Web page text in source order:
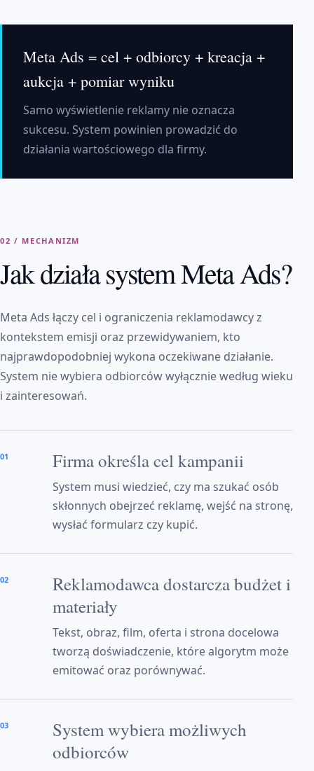
Meta Ads = cel + odbiorcy + kreacja +
aukcja + pomiar wyniku
Samo wyświetlenie reklamy nie oznacza
sukcesu. System powinien prowadzić do
działania wartościowego dla firmy.
02 / MECHANIZM
Jak działa system Meta Ads?
Meta Ads łączy cel i ograniczenia reklamodawcy z
kontekstem emisji oraz przewidywaniem, kto
najprawdopodobniej wykona oczekiwane działanie.
System nie wybiera odbiorców wyłącznie według wieku
i zainteresowań.
01 Firma określa cel kampanii
System musi wiedzieć, czy ma szukać osób
skłonnych obejrzeć reklamę, wejść na stronę,
wysłać formularz czy kupić.
02
Reklamodawca dostarcza budżet i
materiały
Tekst, obraz, film, oferta i strona docelowa
tworzą doświadczenie, które algorytm może
emitować oraz porównywać.
03
System wybiera możliwych
odbiorców